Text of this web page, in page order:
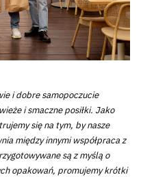
i dobre samopoczucie
i smaczne posiłki. Jako
się na tym, by nasze
między innymi współpraca z
są z myślą o
opakowań, promujemy krótki